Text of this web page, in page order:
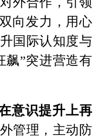
办
日